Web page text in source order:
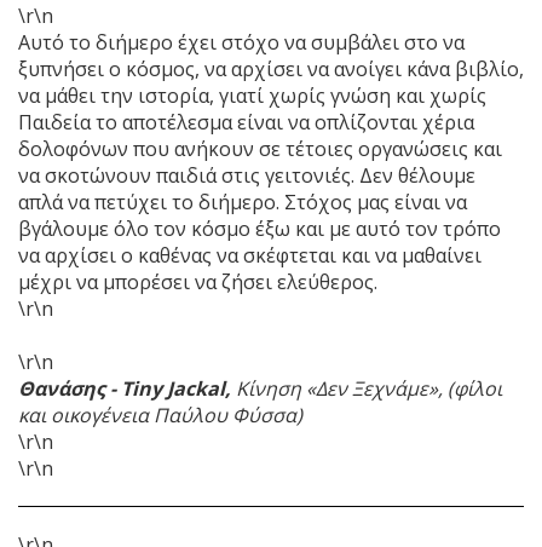
\r\n
Αυτό το διήμερο έχει στόχο να συμβάλει στο να
ξυπνήσει ο κόσμος, να αρχίσει να ανοίγει κάνα βιβλίο,
να μάθει την ιστορία, γιατί χωρίς γνώση και χωρίς
Παιδεία το αποτέλεσμα είναι να οπλίζονται χέρια
δολοφόνων που ανήκουν σε τέτοιες οργανώσεις και
να σκοτώνουν παιδιά στις γειτονιές. Δεν θέλουμε
απλά να πετύχει το διήμερο. Στόχος μας είναι να
βγάλουμε όλο τον κόσμο έξω και με αυτό τον τρόπο
να αρχίσει ο καθένας να σκέφτεται και να μαθαίνει
μέχρι να μπορέσει να ζήσει ελεύθερος.
\r\n
\r\n
Θανάσης - Tiny Jackal, Κίνηση «Δεν Ξεχνάμε», (φίλοι
και οικογένεια Παύλου Φύσσα)
\r\n
\r\n